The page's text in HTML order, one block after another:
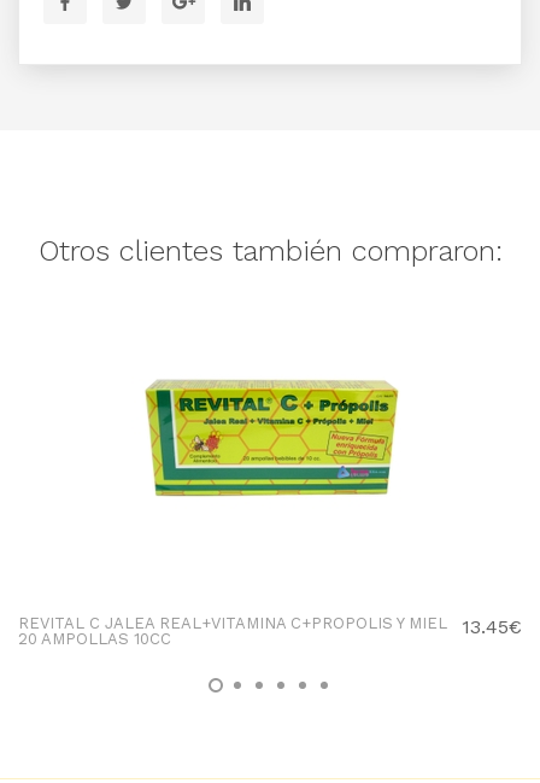
Otros clientes también compraron:
REVITAL C JALEA REAL+VITAMINA C+PROPOLIS Y MIEL
20 AMPOLLAS 10CC
13.45€